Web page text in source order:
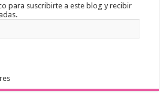
para suscribirte a este blog y recibir